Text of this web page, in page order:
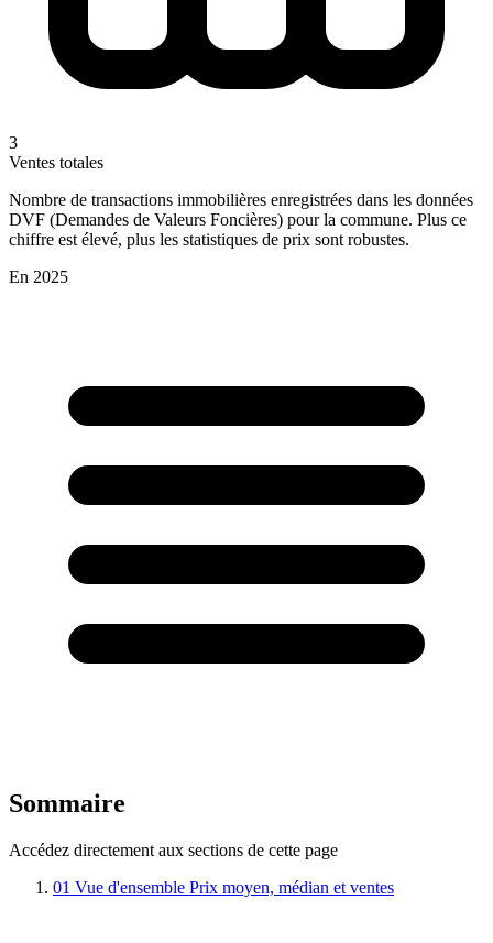
3
Ventes totales
Nombre de transactions immobilières enregistrées dans les données
DVF (Demandes de Valeurs Foncières) pour la commune. Plus ce
chiffre est élevé, plus les statistiques de prix sont robustes.
En 2025
Sommaire
Accédez directement aux sections de cette page
01 Vue d'ensemble Prix moyen, médian et ventes